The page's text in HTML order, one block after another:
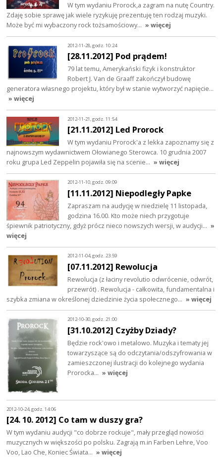
W tym wydaniu Prorock,a zagram na nutę Country.
Zdaję sobie sprawę jak wiele ryzykuję prezentuję ten rodzaj muzyki.
Może być mi wybaczony rock tożsamościowy… » więcej
2012-11-28, godz. 10:24
[28.11.2012] Pod prądem!
79 lat temu, Amerykański fizyk i konstruktor
Robert J. Van de Graaff zakończył budowę
generatora własnego projektu, który był w stanie wytworzyć napięcie…
» więcej
2012-11-21, godz. 11:54
[21.11.2012] Led Prorock
W tym wydaniu Prorock'a z lekka zapoznamy się z
najnowszym wydawnictwem Ołowianego Sterowca. 10 grudnia 2007
roku grupa Led Zeppelin pojawiła się na scenie… » więcej
2012-11-10, godz. 09:09
[11.11.2012] Niepodległy Papke
Zapraszam na audycję w niedzielę 11 listopada,
godzina 16.00. Kto może niech przygotuje
śpiewnik patriotyczny, gdyż prócz nieco nowszych wersji, w audycji… »
więcej
2012-11-04, godz. 23:59
[07.11.2012] Rewolucja
Rewolucja (z łaciny revolutio odwrócenie, odwrót,
przewrót) . Rewolucja - całkowita, fundamentalna i
szybka zmiana w określonej dziedzinie życia społecznego… » więcej
2012-10-30, godz. 21:00
[31.10.2012] Czyżby Dziady?
Będzie rock'owo i metalowo. Muzyka i tematy jej
towarzyszące są do odczytania/odszyfrowania w
zamieszczonej ilustracji do kolejnego wydania
Prorocka... » więcej
2012-10-24, godz. 14:06
[24. 10. 2012] Co tam w duszy gra?
W tym wydaniu audycji "co dobrze rockuje", mały przegląd nowości
muzycznych w większości po polsku. Zagrają m.in Farben Lehre, Voo
Voo, Lao Che, Koniec Świata… » więcej